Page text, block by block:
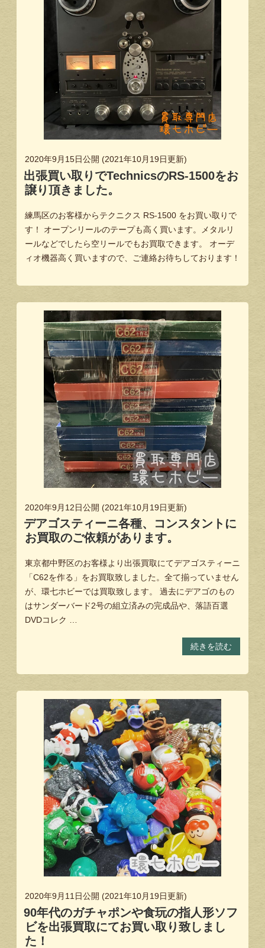
2020年9月15日公開 (2021年10月19日更新)
出張買い取りでTechnicsのRS-1500をお
譲り頂きました。
練馬区のお客様からテクニクス RS-1500 をお買い取りで
す！ オープンリールのテープも高く買います。メタルリ
ールなどでしたら空リールでもお買取できます。 オーデ
ィオ機器高く買いますので、ご連絡お待ちしております！
2020年9月12日公開 (2021年10月19日更新)
デアゴスティーニ各種、コンスタントに
お買取のご依頼があります。
東京都中野区のお客様より出張買取にてデアゴスティーニ
「C62を作る」をお買取致しました。全て揃っていません
が、環七ホビーでは買取致します。 過去にデアゴのもの
はサンダーバード2号の組立済みの完成品や、落語百選
DVDコレク …
続きを読む
2020年9月11日公開 (2021年10月19日更新)
90年代のガチャポンや食玩の指人形ソフ
ビを出張買取にてお買い取り致しまし
た！